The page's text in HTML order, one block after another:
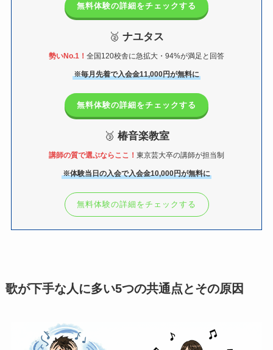
無料体験の詳細をチェックする
🥈 ナユタス
勢いNo.1！ 全国120校舎に急拡大・94%が満足と回答
※毎月先着で入会金11,000円が無料に
無料体験の詳細をチェックする
🥉 椿音楽教室
講師の質で選ぶならここ！ 東京芸大卒の講師が担当制
※体験当日の入会で入会金10,000円が無料に
無料体験の詳細をチェックする
歌が下手な人に多い5つの共通点とその原因